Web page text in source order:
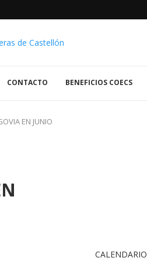
CONTACTO BENEFICIOS COECS
EN JUNIO
CALENDARIO